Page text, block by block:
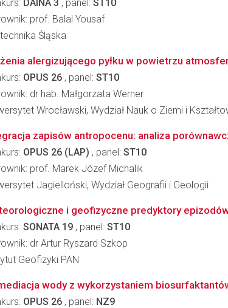
DAINA 3 , panel: ST10
prof. Balal Yousaf
Śląska
alergizującego pyłku w powietrzu
OPUS 26 , panel: ST10
dr hab. Małgorzata Werner
Wrocławski, Wydział Nauk o Ziemi i
zapisów antropocenu: analiza
OPUS 26 (LAP) , panel: ST10
prof. Marek Józef Michalik
Jagielloński, Wydział Geografii i Geologii
i geofizyczne predyktory
SONATA 19 , panel: ST10
dr Artur Ryszard Szkop
Geofizyki PAN
wody z wykorzystaniem
OPUS 26 , panel: NZ9